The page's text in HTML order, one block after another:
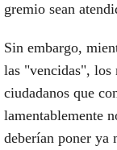
gremio sean
Sin embargo,
las "vencidas", los
ciudadanos que
lamentablemente
deberían poner ya